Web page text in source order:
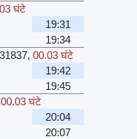
घंटे
19:31
19:34
31837, 00.03 घंटे
19:42
19:45
00.03 घंटे
20:04
20:07